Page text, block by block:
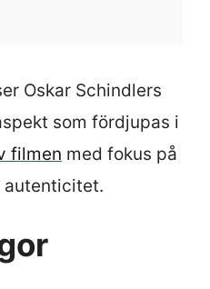
Oskar Schindlers
som fördjupas i
filmen med fokus på
autenticitet.